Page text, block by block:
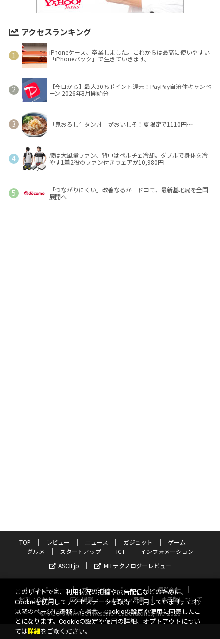
アクセスランキング
iPhoneケース、卒業しました。これからは最高に使いやすい
「iPhoneバック」で生きていきます。
【今日から】最大30％ポイント還元！PayPay自治体キャンペ
ーン 2026年8月開始分
「鬼おろし牛タン丼」がおいしそ！夏限定で1110円～
腰は大風量ファン、背中はペルチェ冷却。ダブルで身体を冷
やす1着2役のファン付きウェアが10,980円
「つながりにくい」改善なるか ドコモ、最新基地局を全国
展開へ
TOP レビュー ニュース ガジェット
ゲーム
グルメ
スタートアップ ICT
インフォメーション
ASCII.jp
MITテクノロジーレビュー
サイトポリシー プライバシーポリシー
運営会社
お問い合わせ
広告掲載 スタッフ募集
電子版について
©KADOKAWA ASCII Research Laboratories, Inc. 2026
このサイトでは、利用状況の把握や広告配信などのために、
Cookieを使用してアクセスデータを取得・利用しています。これ
以降のページに遷移した場合、Cookieの設定や使用に同意したこ
とになります。Cookieの設定や使用の詳細、オプトアウトについ
ては詳細 をご覧ください。